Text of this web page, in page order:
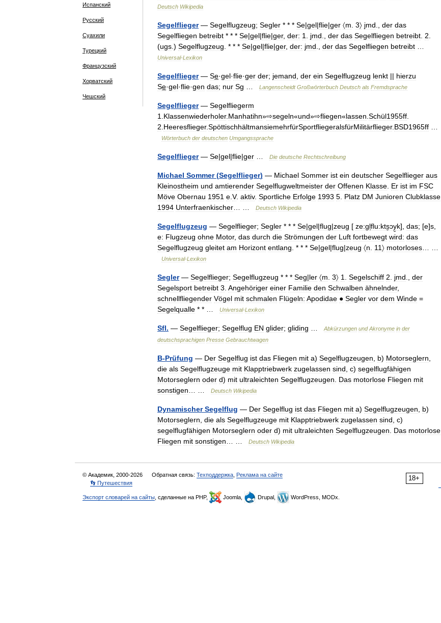
Испанский
Русский
Суахили
Турецкий
Французский
Хорватский
Чешский
Deutsch Wikipedia
Segelflieger— Segelflugzeug; Segler * * * Se|gel|flie|ger 〈m 3〉 jmd der das
Segelfliegen betreibt * * * Se|gel|flie|ger, der: 1 jmd der das Segelfliegen betreibt 2
(ugs .) Segelflugzeug . * * * Se|gel|flie|ger, der: jmd der das Segelfliegen betreibt
Universal-Lexikon
Segelflieger— Se̲·gel·flie·ger der; jemand der ein Segelflugzeug lenkt || hierzu
Se̲·gel·flie·gen das; nur Sg Langenscheidt Großwörterbuch Deutsch als Fremdsprache
Segelflieger— Segelfliegerm
1 Klassenwiederholer. Manhatihn»⇨segeln«und»⇨fliegen«lassen Schül1955ff
2 Heeresflieger.SpöttischhältmansiemehrfürSportfliegeralsfürMilitärflieger. BSD1965ff
Wörterbuch der deutschen Umgangssprache
Segelflieger— Se|gel|flie|ger Die deutsche Rechtschreibung
Michael Sommer(Segelflieger) — Michael Sommer ist ein deutscher Segelflieger aus
Kleinostheim und amtierender Segelflugweltmeister der Offenen Klasse Er ist im FSC
Möve Obernau 1951 e V. aktiv. Sportliche Erfolge 1993 5 Platz DM Junioren Clubklasse
1994 Unterfraenkischer Deutsch Wikipedia
Segelflugzeug — Segelflieger; Segler * * * Se|gel|flug|zeug [ ze:gl̩flu:kts̮ɔy̮k], das; [e]s
e: Flugzeug ohne Motor, das durch die Strömungen der Luft fortbewegt wird: das
Segelflugzeug gleitet am Horizont entlang . * * * Se|gel|flug|zeug 〈n 11〉 motorloses
Universal-Lexikon
Segler— Segelflieger; Segelflugzeug * * * Seg|ler 〈m 3〉 1 Segelschiff 2 jmd
der
Segelsport betreibt 3 Angehöriger einer Familie den Schwalben ähnelnder,
schnellfliegender Vögel mit schmalen Flügeln: Apodidae ● Segler vor dem Winde =
Segelqualle * * … Universal-Lexikon
Sfl. — Segelflieger; Segelflug EN glider; gliding Abkürzungen und Akronyme in der
deutschsprachigen Presse Gebrauchtwagen
B-Prüfung — Der Segelflug ist das Fliegen mit a) Segelflugzeugen b) Motorseglern
die als Segelflugzeuge mit Klapptriebwerk zugelassen sind c) segelflugfähigen
Motorseglern oder d) mit ultraleichten Segelflugzeugen Das motorlose Fliegen mit
sonstigen
Deutsch Wikipedia
Dynamischer Segelflug — Der Segelflug ist das Fliegen mit a) Segelflugzeugen b)
Motorseglern die als Segelflugzeuge mit Klapptriebwerk zugelassen sind c)
segelflugfähigen Motorseglern oder d) mit ultraleichten Segelflugzeugen Das motorlose
Fliegen mit sonstigen Deutsch Wikipedia
18+
© Академик, 2000-2026 Обратная связь: Техподдержка Реклама на сайте
👣 Путешествия
Экспорт словарей на сайты , сделанные на PHP, Joomla, Drupal, WordPress, MODx.